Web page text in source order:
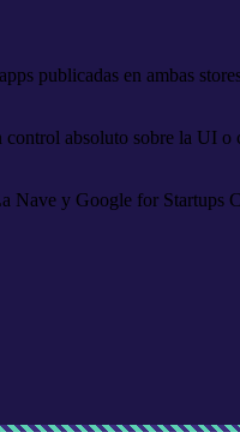
publicadas en ambas
absoluto sobre la UI
y Google for Startups